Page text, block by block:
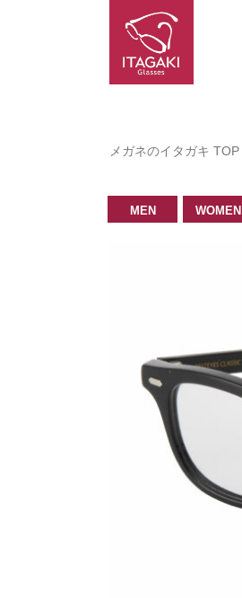
メガネのイタガキ TOP
MEN WOMEN